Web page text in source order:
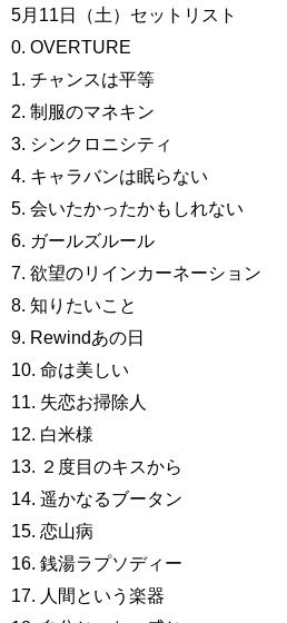
5月11日（土）セットリスト
0. OVERTURE
1. チャンスは平等
2. 制服のマネキン
3. シンクロニシティ
4. キャラバンは眠らない
5. 会いたかったかもしれない
6. ガールズルール
7. 欲望のリインカーネーション
8. 知りたいこと
9. Rewindあの日
10. 命は美しい
11. 失恋お掃除人
12. 白米様
13. ２度目のキスから
14. 遥かなるブータン
15. 恋山病
16. 銭湯ラプソディー
17. 人間という楽器